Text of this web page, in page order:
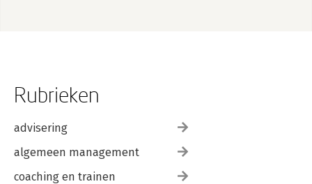
Rubrieken
advisering
algemeen management
coaching en trainen